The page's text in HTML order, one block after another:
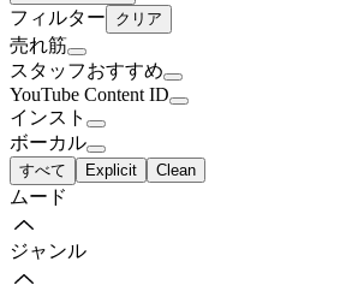
フィルター クリア
売れ筋
スタッフおすすめ
YouTube Content ID
インスト
ボーカル
すべて Explicit Clean
ムード
ジャンル